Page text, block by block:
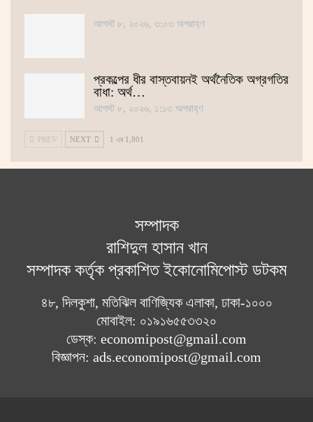
আগস্ট ৮, ২০২৬, ৩:০৩ অপরাহ্ণ
প্রকল্পের ধীর বাস্তবায়নই অর্থনৈতিক অগ্রগতির
বাধা: অর্থ…
আগস্ট ৮, ২০২৬, ১:১৩ অপরাহ্ণ
PREV NEXT 1 এর 1,801
সম্পাদক
রাশিদুল হাসান খান
সম্পাদক কর্তৃক প্রকাশিত ইকোনোমিপোস্ট ডটকম
৪৮, দিলকুশা, মতিঝিল বাণিজ্যিক এলাকা, ঢাকা-১০০০
মোবাইল: ০১৯১৬৫৫৩৩২০
ডেস্ক: economipost@gmail.com
বিজ্ঞাপন: ads.economipost@gmail.com